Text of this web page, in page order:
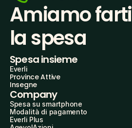
Amiamo farti
la spesa
Spesa insieme
Everli
Province Attive
Insegne
Company
Spesa su smartphone
Modalità di pagamento
Everli Plus